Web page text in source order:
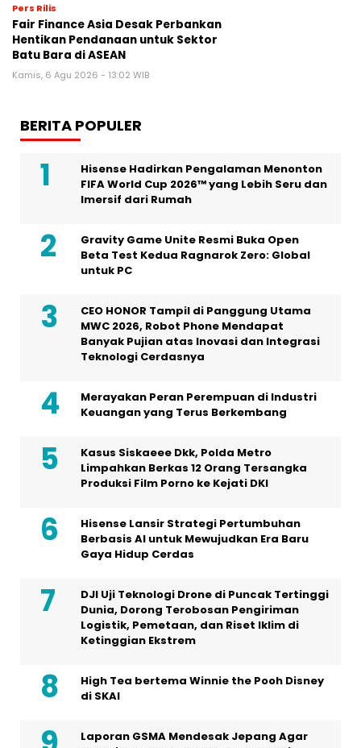
Pers Rilis
Fair Finance Asia Desak Perbankan
Hentikan Pendanaan untuk Sektor
Batu Bara di ASEAN
Kamis, 6 Agu 2026 - 13:02 WIB
BERITA POPULER
Hisense Hadirkan Pengalaman Menonton
FIFA World Cup 2026™ yang Lebih Seru dan
Imersif dari Rumah
Gravity Game Unite Resmi Buka Open
Beta Test Kedua Ragnarok Zero: Global
untuk PC
CEO HONOR Tampil di Panggung Utama
MWC 2026, Robot Phone Mendapat
Banyak Pujian atas Inovasi dan Integrasi
Teknologi Cerdasnya
Merayakan Peran Perempuan di Industri
Keuangan yang Terus Berkembang
Kasus Siskaeee Dkk, Polda Metro
Limpahkan Berkas 12 Orang Tersangka
Produksi Film Porno ke Kejati DKI
Hisense Lansir Strategi Pertumbuhan
Berbasis AI untuk Mewujudkan Era Baru
Gaya Hidup Cerdas
DJI Uji Teknologi Drone di Puncak Tertinggi
Dunia, Dorong Terobosan Pengiriman
Logistik, Pemetaan, dan Riset Iklim di
Ketinggian Ekstrem
High Tea bertema Winnie the Pooh Disney
di SKAI
Laporan GSMA Mendesak Jepang Agar